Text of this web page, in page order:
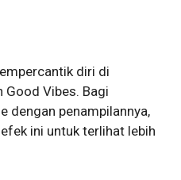
diri di
Good Vibes. Bagi
dengan penampilannya,
ini untuk terlihat lebih